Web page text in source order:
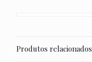
Produtos relacionados